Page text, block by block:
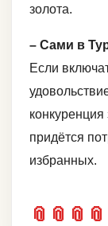
золота.
– Сами в
Если
придётся
избранных.
📎 📎 📎 📎